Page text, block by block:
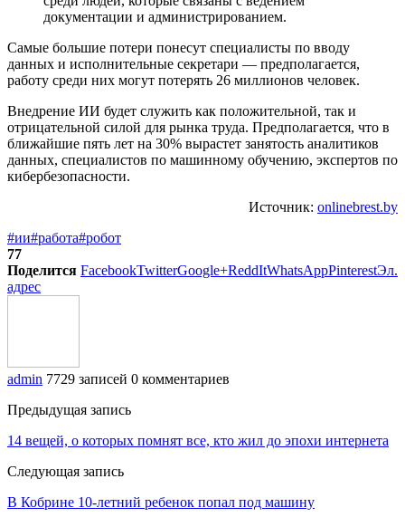
документации и администрированием.
Самые большие потери понесут специалисты по вводу
данных и исполнительные секретари — предполагается,
работу среди них могут потерять 26 миллионов человек.
Внедрение ИИ будет служить как положительной, так и
отрицательной силой для рынка труда. Предполагается, что в
ближайшие пять лет на 30% вырастет занятость аналитиков
данных, специалистов по машинному обучению, экспертов по
кибербезопасности.
Источник: onlinebrest.by
#ии#работа#робот
77
Поделится FacebookTwitterGoogle+ReddItWhatsAppPinterestЭл.
адрес
admin 7729 записей 0 комментариев
Предыдущая запись
14 вещей, о которых помнят все, кто жил до эпохи интернета
Следующая запись
В Кобрине 10-летний ребенок попал под машину